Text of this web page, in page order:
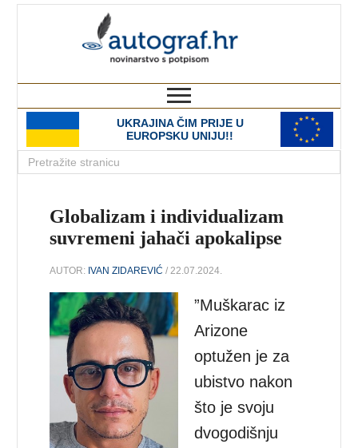
UKRAJINA ČIM PRIJE U
EUROPSKU UNIJU!!
Globalizam i individualizam
suvremeni jahači apokalipse
AUTOR: IVAN ZIDAREVIĆ / 22.07.2024.
”Muškarac iz
Arizone
optužen je za
ubistvo nakon
što je svoju
dvogodišnju